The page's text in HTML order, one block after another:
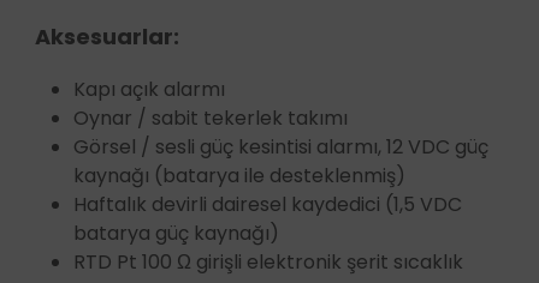
Aksesuarlar:
Kapı açık alarmı
Oynar / sabit tekerlek takımı
Görsel / sesli güç kesintisi alarmı, 12 VDC güç
kaynağı (batarya ile desteklenmiş)
Haftalık devirli dairesel kaydedici (1,5 VDC
batarya güç kaynağı)
RTD Pt 100 Ω girişli elektronik şerit sıcaklık